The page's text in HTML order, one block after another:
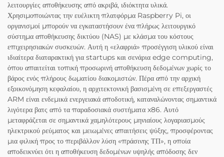
λειτουργίες αποθήκευσης από ακριβά, ιδιόκτητα υλικά.
Χρησιμοποιώντας την ευέλικτη πλατφόρμα Raspberry Pi, οι
οργανισμοί μπορούν να εγκαταστήσουν ένα πλήρως λειτουργικό
σύστημα αποθήκευσης δικτύου (NAS) με κλάσμα του κόστους
επιχειρησιακών συσκευών. Αυτή η «ελαφριά» προσέγγιση υλικού είναι
ιδιαίτερα διαταρακτική για startups και σενάρια edge computing,
όπου απαιτείται τοπική προσωρινή αποθήκευση δεδομένων χωρίς το
βάρος ενός πλήρους δωματίου διακομιστών. Πέρα από την αρχική
εξοικονόμηση κεφαλαίου, η αρχιτεκτονική βασισμένη σε επεξεργαστές
ARM είναι ενδεμικά ενεργειακά αποδοτική, καταναλώνοντας σημαντικά
λιγότερα βατς από τα παραδοσιακά συστήματα x86. Αυτό
μεταφράζεται σε σημαντικά χαμηλότερους μηνιαίους λογαριασμούς
ηλεκτρικού ρεύματος και μειωμένες απαιτήσεις ψύξης, προσφέροντας
μια φιλική προς το περιβάλλον λύση «πράσινης ΤΠ», η οποία
αποδεικνύει ότι η αποθήκευση δεδομένων υψηλής απόδοσης δεν